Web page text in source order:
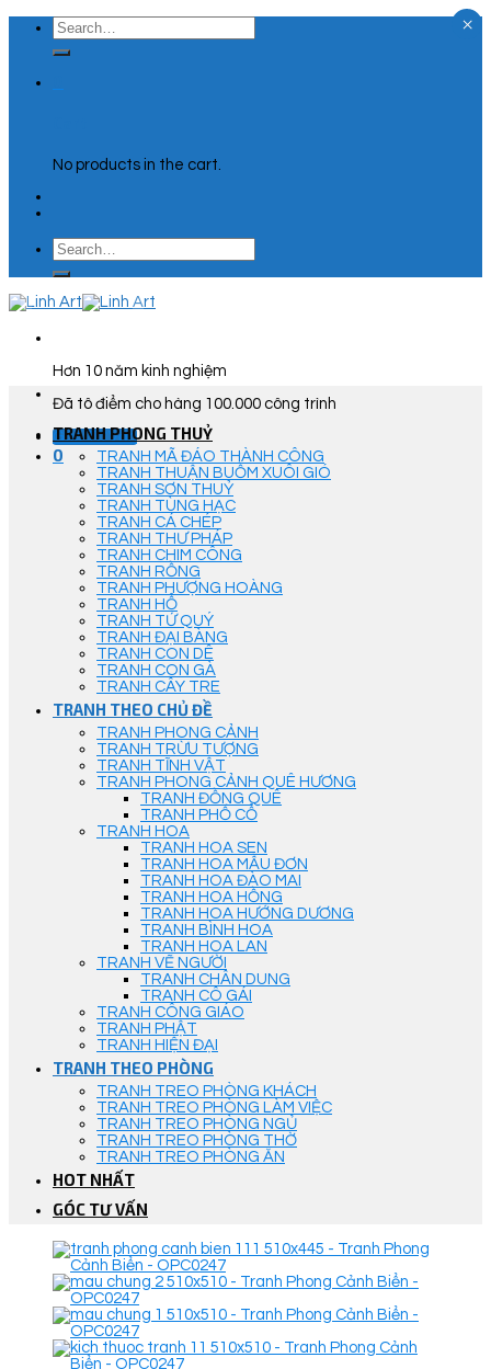
Skip
content
Search
for:
No products in the cart.
Search
for:
Hơn 10 năm kinh nghiệm
Đã tô điểm cho hàng 100.000 công trình
Góc Tư Vấn
0
TRANH PHONG THUỶ
TRANH MÃ ĐÁO THÀNH CÔNG
TRANH THUẬN BUỒM XUÔI GIÓ
TRANH SƠN THUỶ
TRANH TÙNG HẠC
TRANH CÁ CHÉP
TRANH THƯ PHÁP
TRANH CHIM CÔNG
TRANH RỒNG
TRANH PHƯỢNG HOÀNG
TRANH HỔ
TRANH TỨ QUÝ
TRANH ĐẠI BÀNG
TRANH CON DÊ
TRANH CON GÀ
TRANH CÂY TRE
TRANH THEO CHỦ ĐỀ
TRANH PHONG CẢNH
TRANH TRỪU TƯỢNG
TRANH TĨNH VẬT
TRANH PHONG CẢNH QUÊ HƯƠNG
TRANH ĐỒNG QUÊ
TRANH PHỐ CỔ
TRANH HOA
TRANH HOA SEN
TRANH HOA MẪU ĐƠN
TRANH HOA ĐÀO MAI
TRANH HOA HỒNG
TRANH HOA HƯỚNG DƯƠNG
TRANH BÌNH HOA
TRANH HOA LAN
TRANH VẼ NGƯỜI
TRANH CHÂN DUNG
TRANH CÔ GÁI
TRANH CÔNG GIÁO
TRANH PHẬT
TRANH HIỆN ĐẠI
TRANH THEO PHÒNG
TRANH TREO PHÒNG KHÁCH
TRANH TREO PHÒNG LÀM VIỆC
TRANH TREO PHÒNG NGỦ
TRANH TREO PHÒNG THỜ
TRANH TREO PHÒNG ĂN
HOT NHẤT
GÓC TƯ VẤN
×